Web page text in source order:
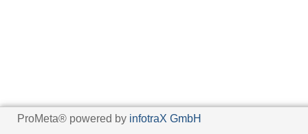
ProMeta® powered by infotraX GmbH